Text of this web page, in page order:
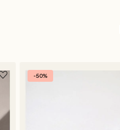
-50%